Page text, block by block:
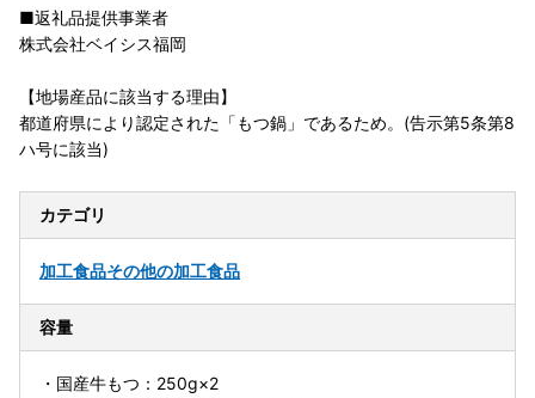
■返礼品提供事業者
株式会社ベイシス福岡
【地場産品に該当する理由】
都道府県により認定された「もつ鍋」であるため。(告示第5条第8
ハ号に該当)
カテゴリ
加工食品その他の加工食品
容量
・国産牛もつ：250g×2